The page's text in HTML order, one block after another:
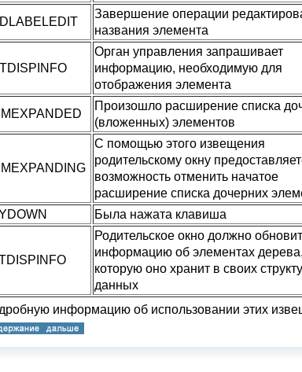
Завершение операции
названия элемента
Орган управления запрашивает
информацию, необходимую для
отображения элемента
Произошло расширение списка
(вложенных) элементов
С помощью этого извещения
родительскому окну
возможность отменить начатое
расширение списка дочерних
Была нажата клавиша
Родительское окно должно
информацию об элементах дерева,
которую оно хранит в своих
данных
информацию об использовании этих